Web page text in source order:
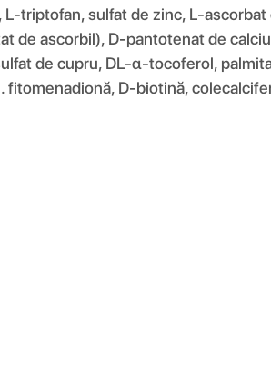
triptofan, sulfat de zinc, L-
de ascorbil), D-pantotenat de
de cupru, DL-α-tocoferol,
D-biotină,